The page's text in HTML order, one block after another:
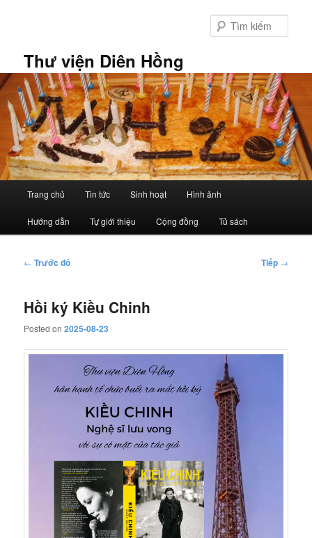
Thư viện Diên Hồng
kiếm
Trang chủ Tin tức Sinh hoạt Hình ảnh
Hướng dẫn Tự giới thiệu Cộng đồng Tủ sách
Điều
viết
← Trước đó Tiếp →
Hồi ký Kiều Chinh
Posted on2025-08-23